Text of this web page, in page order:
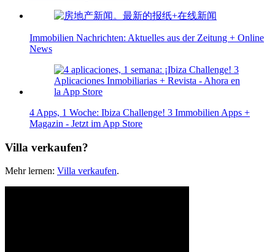
Immobilien Nachrichten: Aktuelles aus der Zeitung + Online
News
4 Apps, 1 Woche: Ibiza Challenge! 3 Immobilien Apps +
Magazin - Jetzt im App Store
Villa verkaufen?
Mehr lernen: Villa verkaufen.